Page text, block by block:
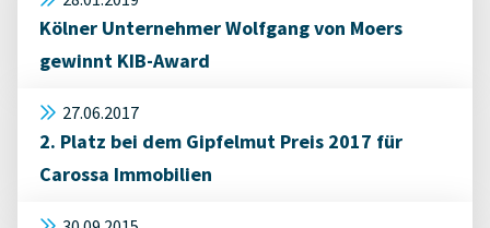
Kölner Unternehmer Wolfgang von Moers
gewinnt KIB-Award
27.06.2017
2. Platz bei dem Gipfelmut Preis 2017 für
Carossa Immobilien